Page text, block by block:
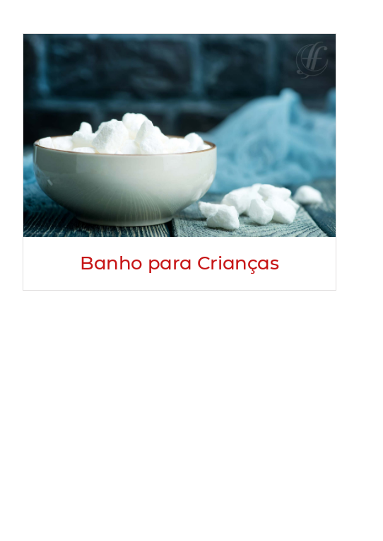
Banho para Crianças